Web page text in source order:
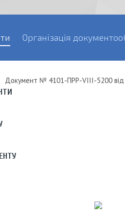
Організація
Документ № 4101-ПРР-VIII-5200від